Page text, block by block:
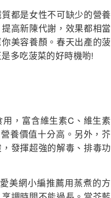
都是女性不可缺少的營養
高新陳代謝，效果都相當
美容養顏。春天出產的菠
多吃菠菜的好時機喲!
，富含維生素C、維生素
養價值十分高。另外，芥
發揮超強的解毒、排毒功
網小編推薦用蒸煮的方